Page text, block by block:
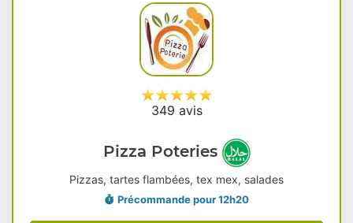
349 avis
Pizza Poteries
Pizzas, tartes flambées, tex mex, salades
Précommande pour 12h20